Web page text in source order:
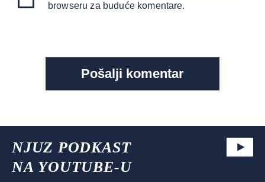
browseru za buduće komentare.
NJUZ PODKAST
NA YOUTUBE-U